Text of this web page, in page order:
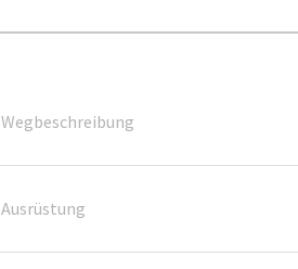
Wegbeschreibung
Ausrüstung